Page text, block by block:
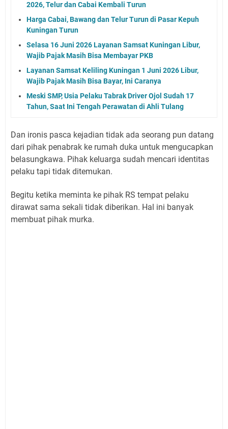
2026, Telur dan Cabai Kembali Turun
Harga Cabai, Bawang dan Telur Turun di Pasar Kepuh
Kuningan Turun
Selasa 16 Juni 2026 Layanan Samsat Kuningan Libur,
Wajib Pajak Masih Bisa Membayar PKB
Layanan Samsat Keliling Kuningan 1 Juni 2026 Libur,
Wajib Pajak Masih Bisa Bayar, Ini Caranya
Meski SMP, Usia Pelaku Tabrak Driver Ojol Sudah 17
Tahun, Saat Ini Tengah Perawatan di Ahli Tulang
Dan ironis pasca kejadian tidak ada seorang pun datang
dari pihak penabrak ke rumah duka untuk mengucapkan
belasungkawa. Pihak keluarga sudah mencari identitas
pelaku tapi tidak ditemukan.
Begitu ketika meminta ke pihak RS tempat pelaku
dirawat sama sekali tidak diberikan. Hal ini banyak
membuat pihak murka.